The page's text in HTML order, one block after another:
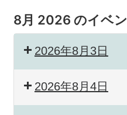
8月 2026 のイベ
2026年8月3日
2026年8月4日